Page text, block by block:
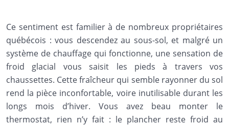
Ce sentiment est familier à de nombreux propriétaires
québécois : vous descendez au sous-sol, et malgré un
système de chauffage qui fonctionne, une sensation de
froid glacial vous saisit les pieds à travers vos
chaussettes. Cette fraîcheur qui semble rayonner du sol
rend la pièce inconfortable, voire inutilisable durant les
longs mois d’hiver. Vous avez beau monter le
thermostat, rien n’y fait : le plancher reste froid au